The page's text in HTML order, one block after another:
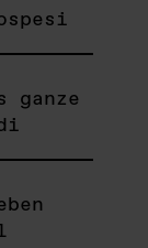
ganze